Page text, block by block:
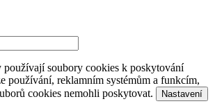
používají soubory cookies k poskytování
používání, reklamním systémům a funkcím,
cookies nemohli poskytovat.
Nastavení